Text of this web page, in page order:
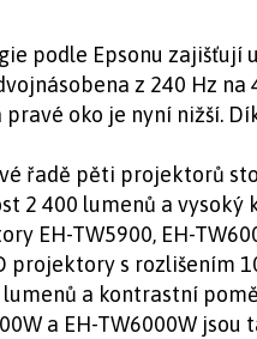
podle Epsonu zajišťují
z 240 Hz
pravé oko je nyní nižší.
řadě pěti projektorů
2 400 lumenů a
EH-TW5900, EH-
projektory s rozlišením
lumenů a kontrastní
a EH-TW6000W